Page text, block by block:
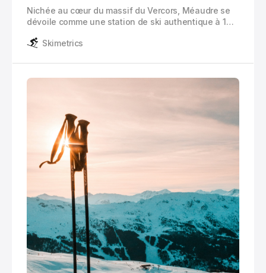
Nichée au cœur du massif du Vercors, Méaudre se
dévoile comme une station de ski authentique à 1
devenue partie intégrante d’Autrans-Méaudre-en-
naturel préservé.
Skimetrics